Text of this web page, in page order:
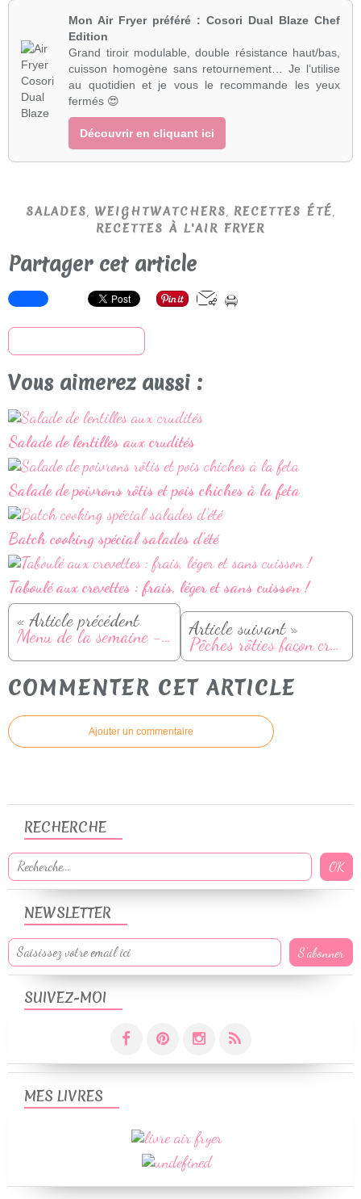
Mon Air Fryer préféré : Cosori Dual Blaze Chef
Edition
Grand tiroir modulable, double résistance haut/bas,
cuisson homogène sans retournement… Je l’utilise
au quotidien et je vous le recommande les yeux
fermés 😍
Découvrir en cliquant ici
SALADES, WEIGHTWATCHERS, RECETTES ÉTÉ,
RECETTES À L'AIR FRYER
Partager cet article
Vous aimerez aussi :
Salade de lentilles aux crudités
Salade de poivrons rôtis et pois chiches à la feta
Batch cooking spécial salades d'été
Taboulé aux crevettes : frais, léger et sans cuisson !
« Article précédent
Menu de la semaine - Du 18 au 24 aout Article suivant »
Pêches rôties façon crumble
COMMENTER CET ARTICLE
Ajouter un commentaire
NEWSLETTER
SUIVEZ-MOI
RECHERCHE
MES LIVRES